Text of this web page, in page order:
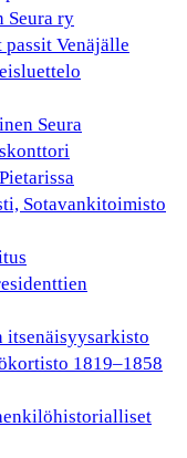
Seura ry
Venäjälle
Seura
Sotavankitoimisto
itsenäisyysarkisto
1819–1858